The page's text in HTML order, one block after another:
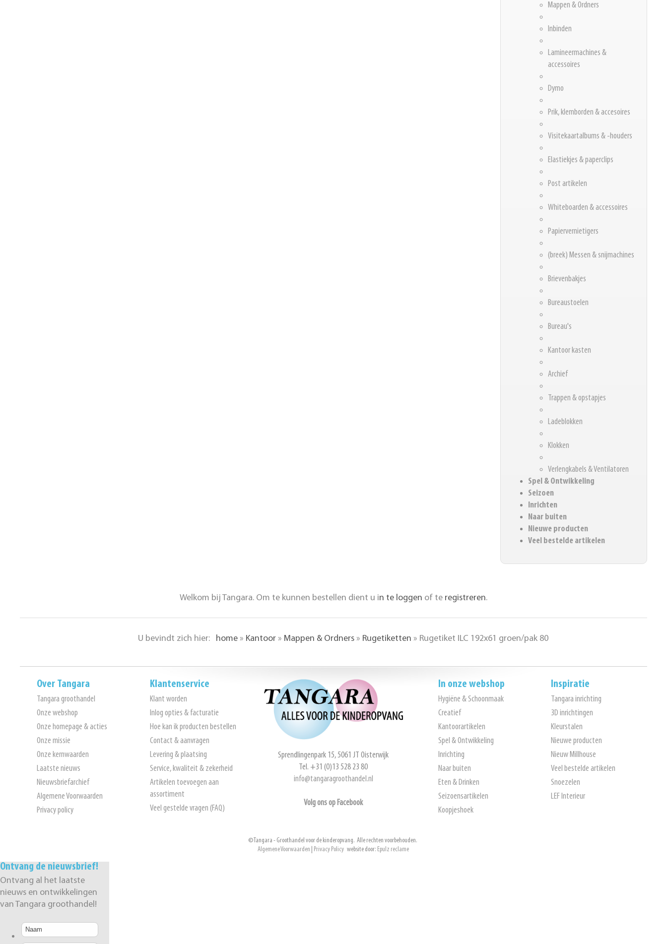
Mappen & Ordners
Inbinden
Lamineermachines &
accessoires
Dymo
Prik, klemborden & accesoires
Visitekaartalbums & -houders
Elastiekjes & paperclips
Post artikelen
Whiteboarden & accessoires
Papiervernietigers
(breek) Messen & snijmachines
Brievenbakjes
Bureaustoelen
Bureau's
Kantoor kasten
Archief
Trappen & opstapjes
Ladeblokken
Klokken
Verlengkabels & Ventilatoren
Spel & Ontwikkeling
Seizoen
Inrichten
Naar buiten
Nieuwe producten
Veel bestelde artikelen
Welkom bij Tangara. Om te kunnen bestellen dient u in te loggen of te registreren.
U bevindt zich hier: home » Kantoor » Mappen & Ordners » Rugetiketten » Rugetiket ILC 192x61 groen/pak 80
Over Tangara
Tangara groothandel
Onze webshop
Onze homepage & acties
Onze missie
Onze kernwaarden
Laatste nieuws
Nieuwsbriefarchief
Algemene Voorwaarden
Privacy policy
Klantenservice
Klant worden
Inlog opties & facturatie
Hoe kan ik producten bestellen
Contact & aanvragen
Levering & plaatsing
Service, kwaliteit & zekerheid
Artikelen toevoegen aan
assortiment
Veel gestelde vragen (FAQ)
Sprendlingenpark 15, 5061 JT Oisterwijk
Tel. +31 (0)13 528 23 80
info@tangaragroothandel.nl
Volg ons op Facebook
In onze webshop
Hygiëne & Schoonmaak
Creatief
Kantoorartikelen
Spel & Ontwikkeling
Inrichting
Naar buiten
Eten & Drinken
Seizoensartikelen
Koopjeshoek
Inspiratie
Tangara inrichting
3D inrichtingen
Kleurstalen
Nieuwe producten
Nieuw Millhouse
Veel bestelde artikelen
Snoezelen
LEF Interieur
© Tangara - Groothandel voor de kinderopvang. Alle rechten voorbehouden.
Algemene Voorwaarden
Privacy Policy website door: Epulz reclame
Ontvang de nieuwsbrief!
Ontvang al het laatste
nieuws en ontwikkelingen
van Tangara groothandel!